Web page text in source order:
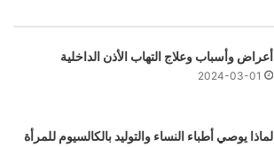
أعراض وأسباب وعلاج التهاب الأذن الداخلية
2024-03-01
لماذا يوصي أطباء النساء والتوليد بالكالسيوم للمرأة